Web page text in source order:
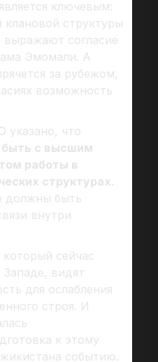
ключевым:
клановой структуры
выражают согласие
Эмомали. А
за рубежом,
возможность
указано, что
с высшим
работы в
структурах.
должны быть
внутри
который сейчас
видят
для ослабления
строя. И
к этому
событию.